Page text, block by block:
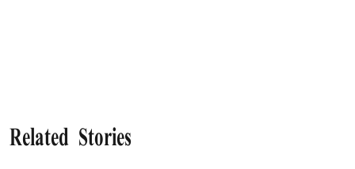
Related Stories